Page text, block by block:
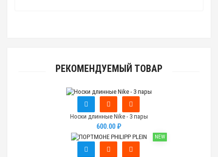
РЕКОМЕНДУЕМЫЙ ТОВАР
Носки длинные Nike - 3 пары
600.00 ₽
NEW